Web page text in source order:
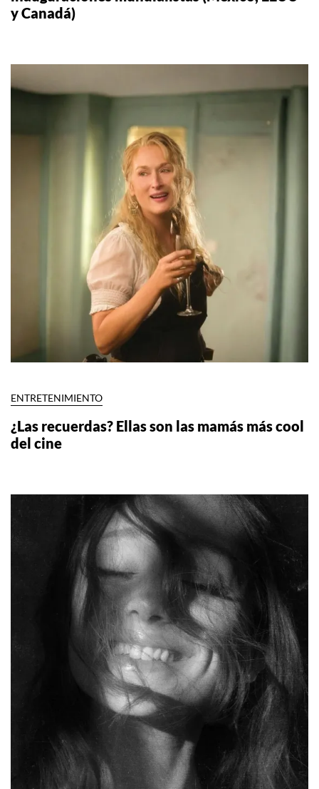
y Canadá)
ENTRETENIMIENTO
¿Las recuerdas? Ellas son las mamás más cool
del cine